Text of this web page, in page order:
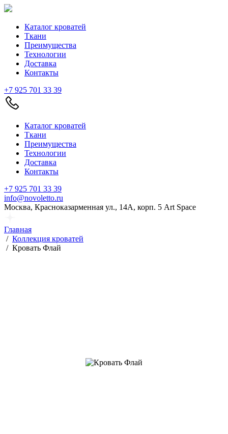
Каталог кроватей
Ткани
Преимущества
Технологии
Доставка
Контакты
+7 925 701 33 39
Каталог кроватей
Ткани
Преимущества
Технологии
Доставка
Контакты
+7 925 701 33 39
info@novoletto.ru
Москва, Красноказарменная ул., 14А, корп. 5 Art Space
Главная
/ Коллекция кроватей
/ Кровать Флай